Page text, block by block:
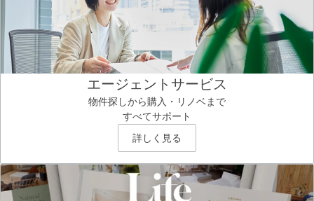
エージェントサービス
物件探しから購入・リノベまで
すべてサポート
詳しく見る